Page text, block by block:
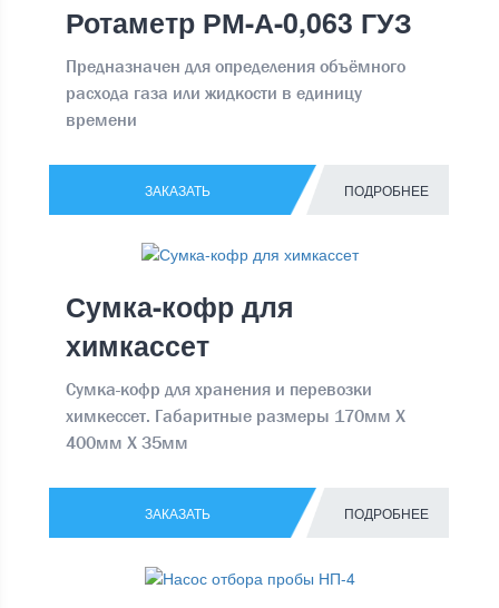
Ротаметр РМ-А-0,063 ГУЗ
Предназначен для определения объёмного
расхода газа или жидкости в единицу
времени
ЗАКАЗАТЬ ПОДРОБНЕЕ
Сумка-кофр для
химкассет
Сумка-кофр для хранения и перевозки
химкессет. Габаритные размеры 170мм Х
400мм Х 35мм
ЗАКАЗАТЬ ПОДРОБНЕЕ